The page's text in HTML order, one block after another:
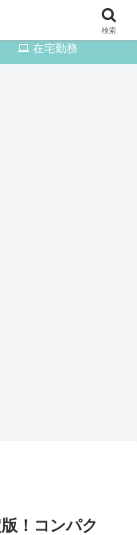
在宅勤務
！コンパク
検索